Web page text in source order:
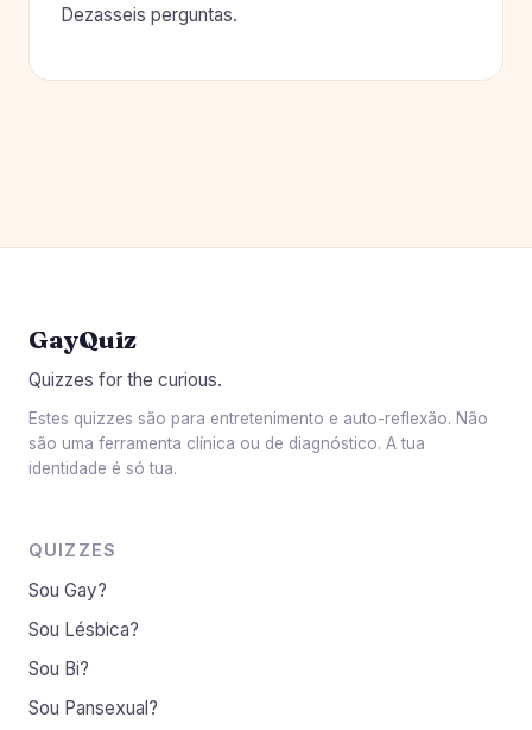
Dezasseis perguntas.
GayQuiz
Quizzes for the curious.
Estes quizzes são para entretenimento e auto-reflexão. Não
são uma ferramenta clínica ou de diagnóstico. A tua
identidade é só tua.
QUIZZES
Sou Gay?
Sou Lésbica?
Sou Bi?
Sou Pansexual?